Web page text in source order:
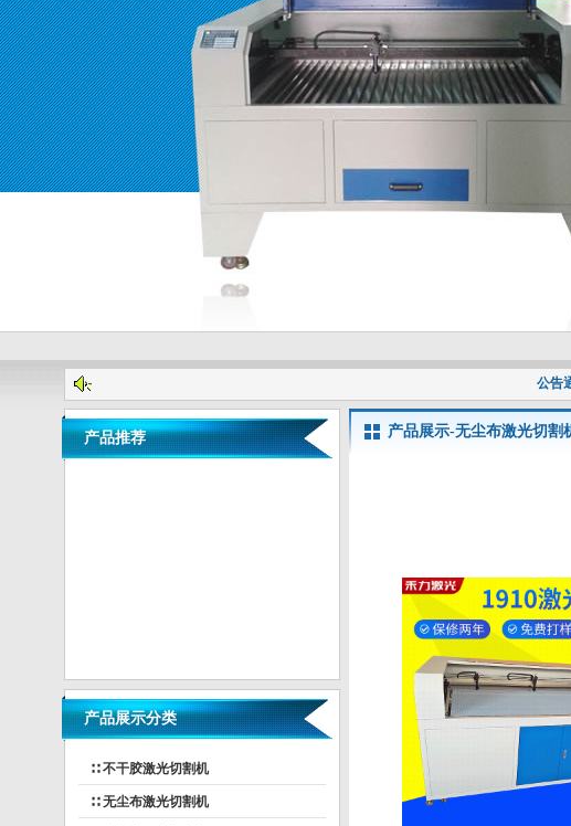
公告通知:
产品推荐
产品展示分类
∷ 不干胶激光切割机
∷ 无尘布激光切割机
产品展示-无尘布激光切割